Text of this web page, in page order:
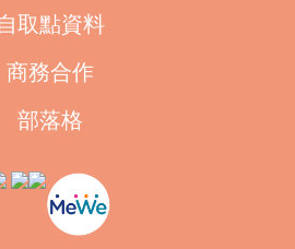
取點資料
商務合作
部落格